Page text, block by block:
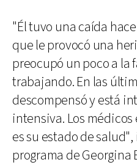
"Él tuvo una caída
que le provocó una
preocupó un poco a la
trabajando. En las
descompensó y está
intensiva. Los
es su estado de
programa de Georgina